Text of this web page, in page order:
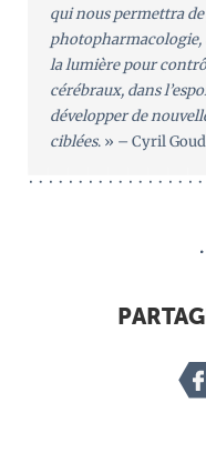
qui nous permettra
la lumière pour
cérébraux, dans
développer de
ciblées. » – Cyril